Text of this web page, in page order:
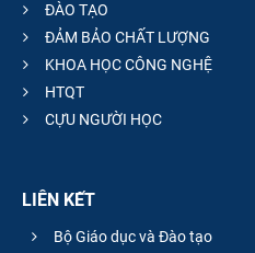
ĐÀO TẠO
ĐẢM BẢO CHẤT LƯỢNG
KHOA HỌC CÔNG NGHỆ
HTQT
CỰU NGƯỜI HỌC
LIÊN KẾT
Bộ Giáo dục và Đào tạo